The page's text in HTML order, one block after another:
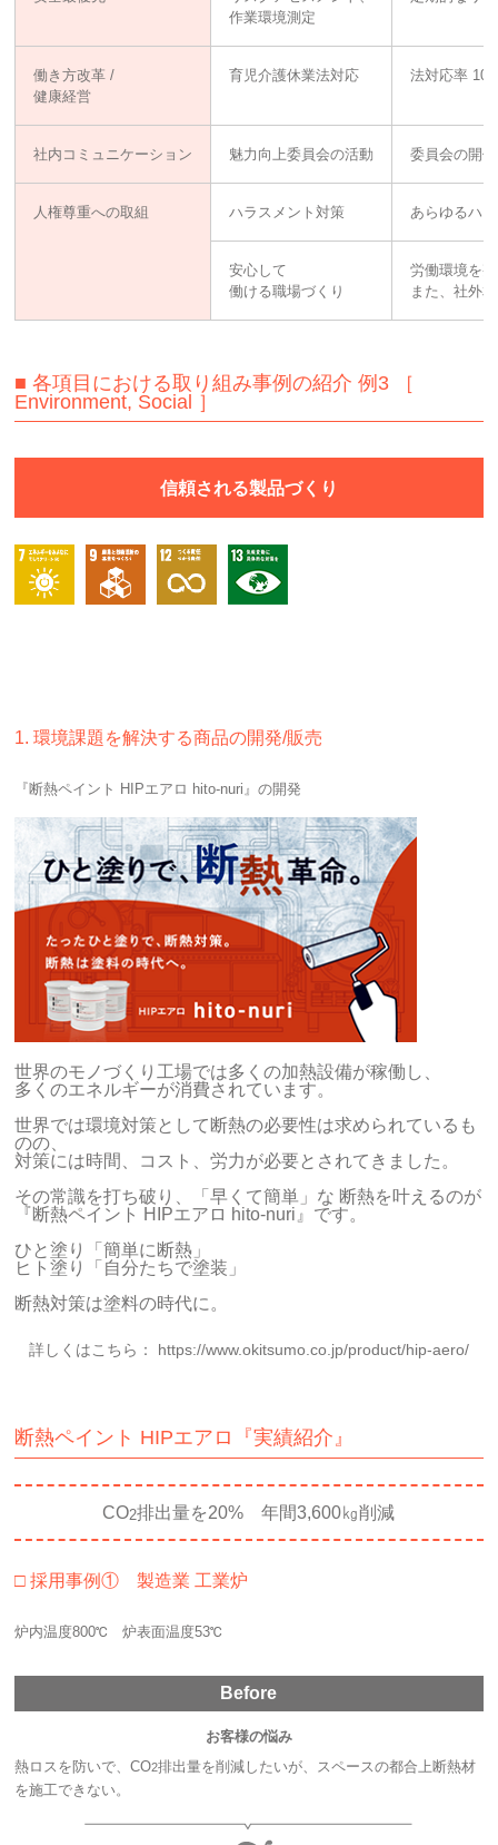
作業環境測定
働き方改革 /
健康経営
育児介護休業法対応 法対応率
社内コミュニケーション 魅力向上委員会の活動 委員会の開
人権尊重への取組 ハラスメント対策 あらゆるハ
安心して
働ける職場づくり
労働環境を
また、社外
■ 各項目における取り組み事例の紹介 例3 ［
Environment, Social ］
信頼される製品づくり
1. 環境課題を解決する商品の開発/販売
『断熱ペイント HIPエアロ hito-nuri』の開発
世界のモノづくり工場では多くの加熱設備が稼働し、
多くのエネルギーが消費されています。
世界では環境対策として断熱の必要性は求められているも
のの、
対策には時間、コスト、労力が必要とされてきました。
その常識を打ち破り、「早くて簡単」な 断熱を叶えるのが
『断熱ペイント HIPエアロ hito-nuri』です。
ひと塗り「簡単に断熱」
ヒト塗り「自分たちで塗装」
断熱対策は塗料の時代に。
詳しくはこちら： https://www.okitsumo.co.jp/product/hip-aero/
断熱ペイント HIPエアロ『実績紹介』
CO2排出量を20% 年間3,600㎏削減
□ 採用事例① 製造業 工業炉
炉内温度800℃ 炉表面温度53℃
Before
お客様の悩み
熱ロスを防いで、CO2排出量を削減したいが、スペースの都合上断熱材
を施工できない。